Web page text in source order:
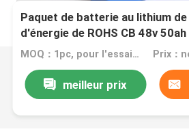
Paquet de batterie au lithium
d'énergie de ROHS CB 48v
MOQ：1pc, pour l'essai sur prélèvement Prix：
meilleur prix